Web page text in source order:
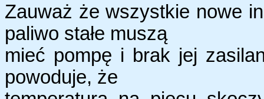
Zauważ że wszystkie nowe
paliwo stałe muszą
mieć pompę i brak jej
powoduje, że